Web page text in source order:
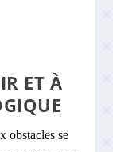
ET À
obstacles se